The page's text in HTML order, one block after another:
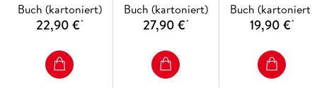
Buch (kartoniert)
22,90 €*
Buch (kartoniert)
27,90 €*
Buch (kartoniert)
19,90 €*